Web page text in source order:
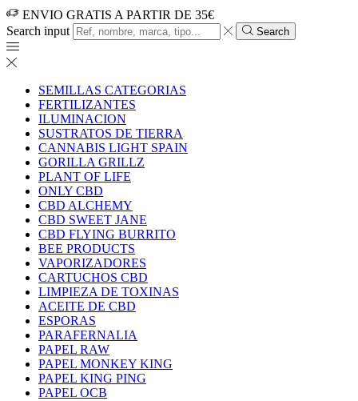
ENVIO GRATIS A PARTIR DE 35€
Search input
Search
SEMILLAS CATEGORIAS
FERTILIZANTES
ILUMINACION
SUSTRATOS DE TIERRA
CANNABIS LIGHT SPAIN
GORILLA GRILLZ
PLANT OF LIFE
ONLY CBD
CBD ALCHEMY
CBD SWEET JANE
CBD FLYING BURRITO
BEE PRODUCTS
VAPORIZADORES
CARTUCHOS CBD
LIMPIEZA DE TOXINAS
ACEITE DE CBD
ESPORAS
PARAFERNALIA
PAPEL RAW
PAPEL MONKEY KING
PAPEL KING PING
PAPEL OCB